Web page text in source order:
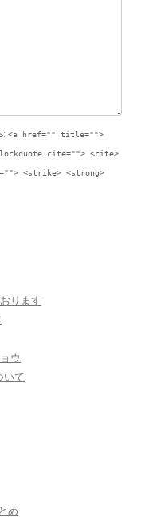
<a href="" title="">
cite=""> <cite>
<strike> <strong>
ります
ウ
いて
め